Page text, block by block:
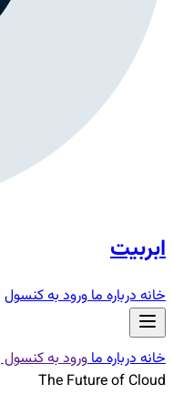
ابربیت
خانهدرباره ماورود به کنسول
خانهدرباره ماورود به کنسول
The Future of Cloud